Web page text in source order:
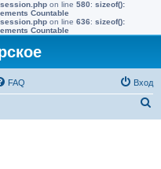
on line 580: sizeof():
Countable
on line 636: sizeof():
Countable
FAQ Вход